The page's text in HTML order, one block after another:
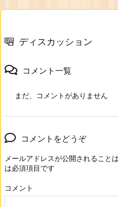
ディスカッション
コメント一覧
まだ、コメントがありません
コメントをどうぞ
メールアドレスが公開されること
は必須項目です
コメント